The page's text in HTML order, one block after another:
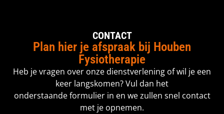
CONTACT
Plan hier je afspraak bij Houben
Fysiotherapie
Heb je vragen over onze dienstverlening of wil je een
keer langskomen? Vul dan het
onderstaande formulier in en we zullen snel contact
met je opnemen.